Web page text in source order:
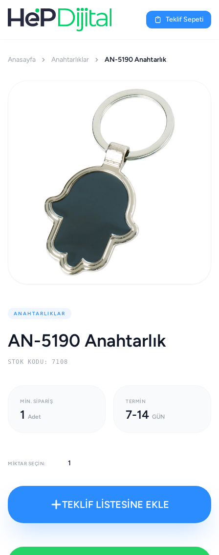
Teklif Sepeti
Anasayfa Anahtarlıklar AN-5190 Anahtarlık
ANAHTARLIKLAR
AN-5190 Anahtarlık
STOK KODU: 7108
MIN. SIPARIŞ
1 Adet
TERMIN
7-14 GÜN
MIKTAR SEÇIN:
TEKLİF LİSTESİNE EKLE